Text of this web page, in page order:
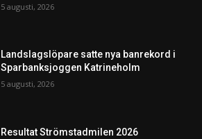
5 augusti, 2026
Landslagslöpare satte nya banrekord i
Sparbanksjoggen Katrineholm
5 augusti, 2026
Resultat Strömstadmilen 2026